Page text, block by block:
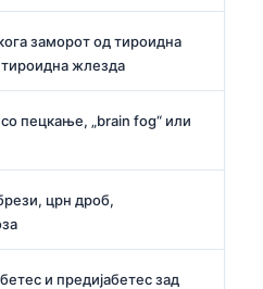
заморот од тироидна
жлезда
пецкање, „brain fog“ или
црн дроб,
и предијабетес зад